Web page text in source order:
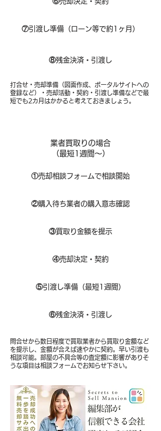
⑦引渡し準備（ローン等で約1ヶ月）
打合せ・売却準備（図面作成、ポータルサイトへの
登録など）・売却活動・契約・引渡し準備などで最
短でも2カ月はかかると考えておきましょう。
⑧​残金決済・引渡し
業者買取りの場合
（​最短1週間～）
①​売却相談フォームで相談開始
②購入待ち業者の購入意志確認
③買取り金額を提示
④売却決定・契約
⑤引渡し準備（最短1週間）
⑥残金決済・引渡し
問合せから数日程度で買取業者から買取り金額など
を提示し、金額が合えば速やかに契約。早い引渡も
相談可能。部屋の不具合等の査定額に影響がありそ
うな項目は相談フォームでお知らせ下さい。